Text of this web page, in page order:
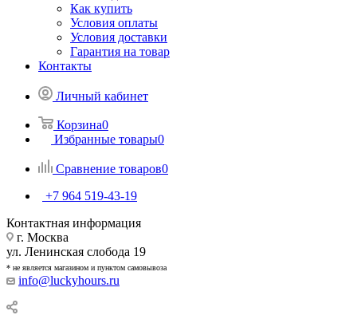
Как купить
Условия оплаты
Условия доставки
Гарантия на товар
Контакты
Личный кабинет
Корзина0
Избранные товары0
Сравнение товаров0
+7 964 519-43-19
Контактная информация
г. Москва
ул. Ленинская слобода 19
* не является магазином и пунктом самовывоза
info@luckyhours.ru